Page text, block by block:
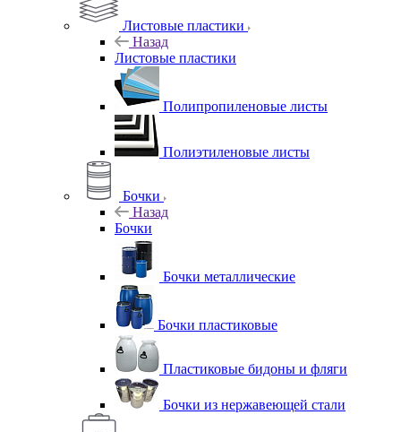
Листовые пластики
Назад
Листовые пластики
Полипропиленовые листы
Полиэтиленовые листы
Бочки
Назад
Бочки
Бочки металлические
Бочки пластиковые
Пластиковые бидоны и фляги
Бочки из нержавеющей стали